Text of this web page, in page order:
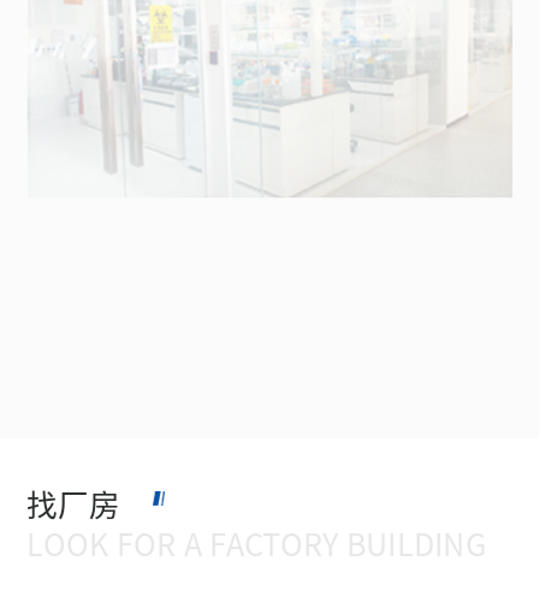
找厂房
LOOK FOR A FACTORY BUILDING